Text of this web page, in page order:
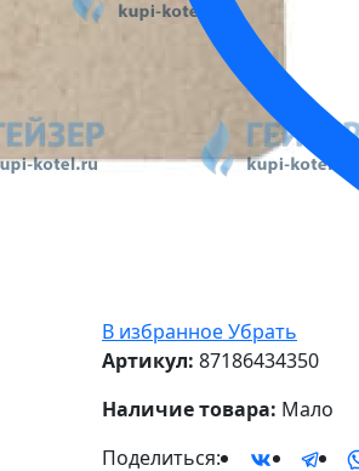
В избранноеУбрать
Артикул: 87186434350
Наличие товара: Мало
Поделиться: